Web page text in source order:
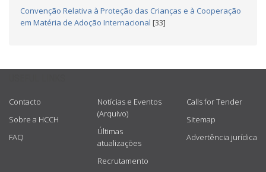
Convenção Relativa à Proteção das Crianças e à Cooperação
em Matéria de Adoção Internacional [33]
Contacto
Sobre a HCCH
FAQ
Notícias e Eventos
(Arquivo)
Últimas
atualizações
Recrutamento
Calls for Tender
Sitemap
Advertência jurídica